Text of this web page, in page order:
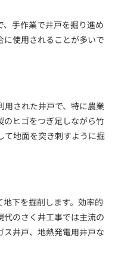
手作業で井戸を掘り進め
に使用されることが多いで
用された井戸で、特に農業
のヒゴをつぎ足しながら竹
て地面を突き刺すように掘
下を掘削します。効率的
代のさく井工事では主流の
井戸、地熱発電用井戸な